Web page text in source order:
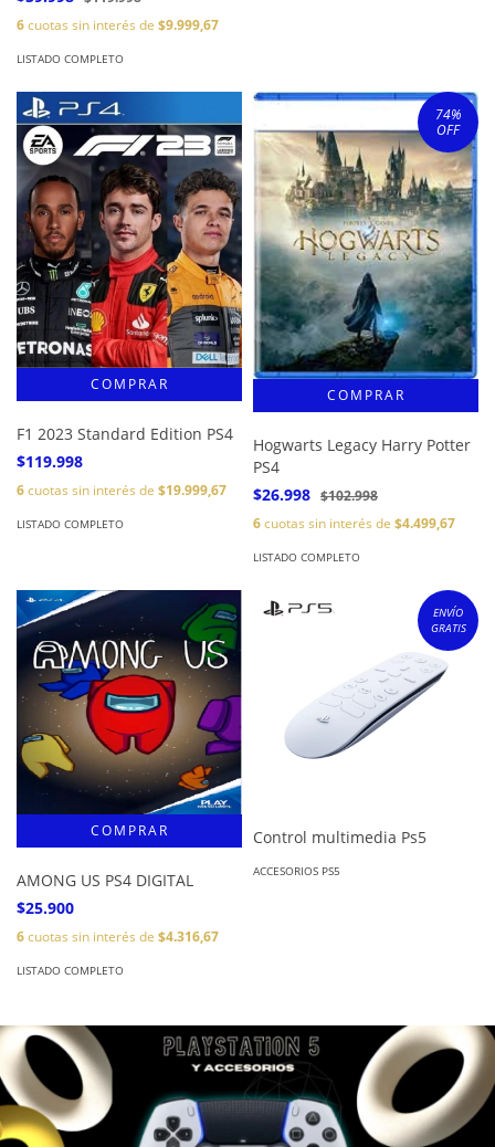
6cuotas sin interés de $9.999,67
LISTADO COMPLETO
F1 2023 Standard Edition PS4
$119.998
6cuotas sin interés de $19.999,67
LISTADO COMPLETO
74%
OFF
Hogwarts Legacy Harry Potter
PS4
$26.998 $102.998
6cuotas sin interés de $4.499,67
LISTADO COMPLETO
AMONG US PS4 DIGITAL
$25.900
6cuotas sin interés de $4.316,67
LISTADO COMPLETO
ENVÍO
GRATIS
Control multimedia Ps5
ACCESORIOS PS5